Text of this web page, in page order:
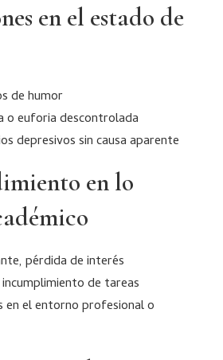
en el estado de
de humor
o euforia descontrolada
depresivos sin causa aparente
en lo
pérdida de interés
de tareas
en el entorno profesional o